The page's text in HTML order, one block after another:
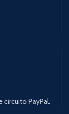
PayPal.